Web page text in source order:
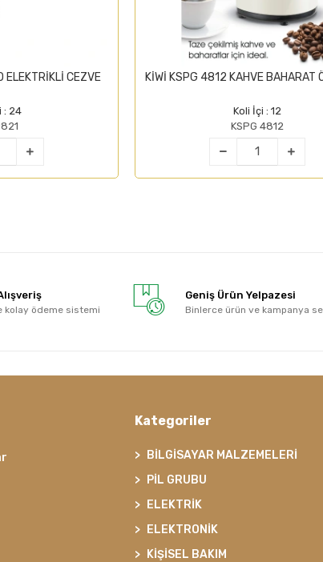
ELEKTRİKLİ CEZVE
: 24
KİWİ KSPG 4812 KAHVE BAHARAT
Koli İçi : 12
KSPG 4812
kolay ödeme sistemi
Geniş Ürün Yelpazesi
Binlerce ürün ve kampanya
Kategoriler
BİLGİSAYAR MALZEMELERİ
PİL GRUBU
ELEKTRİK
ELEKTRONİK
KİŞİSEL BAKIM